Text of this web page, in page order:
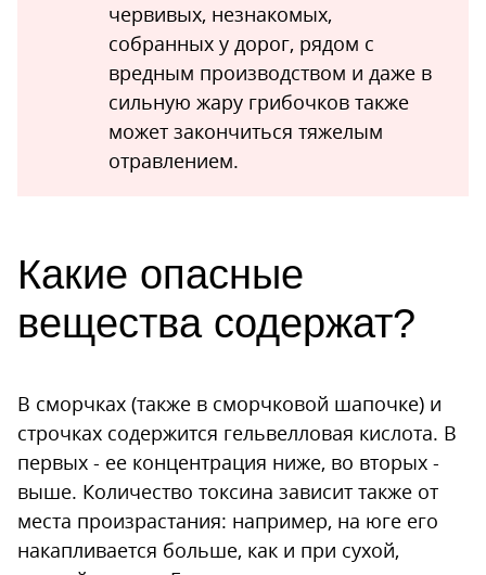
червивых, незнакомых,
собранных у дорог, рядом с
вредным производством и даже в
сильную жару грибочков также
может закончиться тяжелым
отравлением.
Какие опасные
вещества содержат?
В сморчках (также в сморчковой шапочке) и
строчках содержится гельвелловая кислота. В
первых - ее концентрация ниже, во вторых -
выше. Количество токсина зависит также от
места произрастания: например, на юге его
накапливается больше, как и при сухой,